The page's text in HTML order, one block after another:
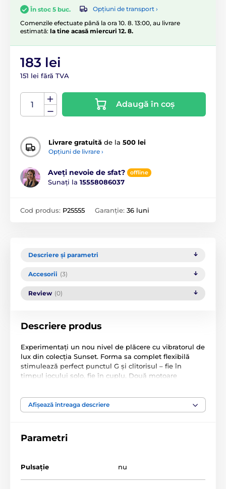
În stoc 5 buc.
Opțiuni de transport ›
Comenzile efectuate până la ora 10. 8. 13:00, au livrare
estimată: la tine acasă miercuri 12. 8.
183 lei
151 lei fără TVA
Adaugă în coș
Livrare gratuită de la 500 lei
Opțiuni de livrare ›
Aveți nevoie de sfat? offline
Sunați la 15558086037
Cod produs: P25555 Garanție: 36 luni
Descriere și parametri
Accesorii (3)
Review (0)
Descriere produs
Experimentați un nou nivel de plăcere cu vibratorul de
lux din colecția Sunset. Forma sa complet flexibilă
stimulează perfect punctul G și clitorisul – fie în
timpul jocului solo, fie în cuplu. Două motoare
discretă, dar intensă.
standardului IPX7 – ideal pentru momente pasionale
încărcare.
Afișează întreaga descriere
Parametri
Pulsație nu